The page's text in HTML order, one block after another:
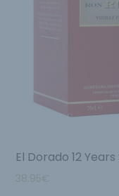
El Dorado 12
38.95€